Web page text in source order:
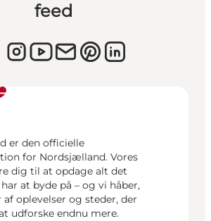
feed
er den officielle
for Nordsjælland. Vores
dig til at opdage alt det
at byde på – og vi håber,
oplevelser og steder, der
udforske endnu mere.